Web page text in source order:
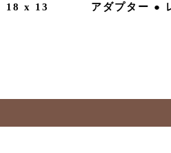
18 x 13
アダプター ●